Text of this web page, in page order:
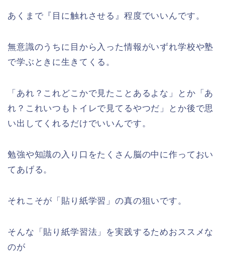
あくまで『目に触れさせる』程度でいいんです。
無意識のうちに目から入った情報がいずれ学校や塾
で学ぶときに生きてくる。
「あれ？これどこかで見たことあるよな」とか「あ
れ？これいつもトイレで見てるやつだ」とか後で思
い出してくれるだけでいいんです。
勉強や知識の入り口をたくさん脳の中に作っておい
てあげる。
それこそが「貼り紙学習」の真の狙いです。
そんな「貼り紙学習法」を実践するためおススメな
のが